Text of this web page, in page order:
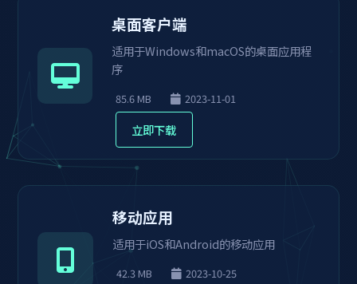
桌面客户端
适用于Windows和macOS的桌面应用程
序
85.6 MB 2023-11-01
立即下载
移动应用
适用于iOS和Android的移动应用
42.3 MB 2023-10-25